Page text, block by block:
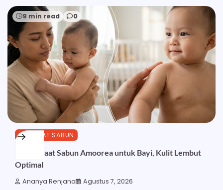
9 min read 0
MANFAAT SABUN
15 Manfaat Sabun Amoorea untuk Bayi, Kulit Lembut
Optimal
Ananya Renjana Agustus 7, 2026